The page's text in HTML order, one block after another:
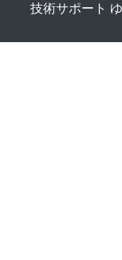
技術サポート